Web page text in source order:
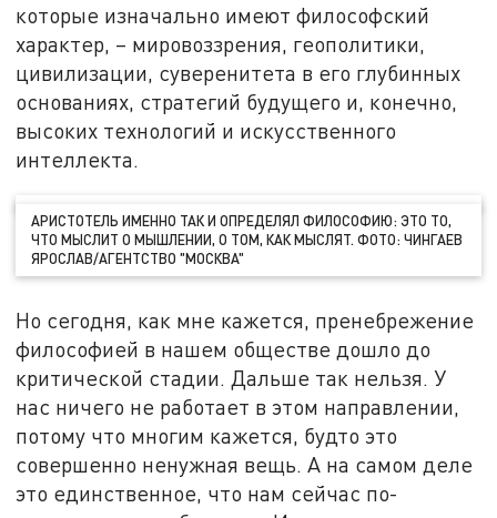
которые изначально имеют философский
характер, – мировоззрения, геополитики,
цивилизации, суверенитета в его глубинных
основаниях, стратегий будущего и, конечно,
высоких технологий и искусственного
интеллекта.
АРИСТОТЕЛЬ ИМЕННО ТАК И ОПРЕДЕЛЯЛ ФИЛОСОФИЮ: ЭТО ТО,
ЧТО МЫСЛИТ О МЫШЛЕНИИ, О ТОМ, КАК МЫСЛЯТ. ФОТО: ЧИНГАЕВ
ЯРОСЛАВ/АГЕНТСТВО "МОСКВА"
Но сегодня, как мне кажется, пренебрежение
философией в нашем обществе дошло до
критической стадии. Дальше так нельзя. У
нас ничего не работает в этом направлении,
потому что многим кажется, будто это
совершенно ненужная вещь. А на самом деле
это единственное, что нам сейчас по-